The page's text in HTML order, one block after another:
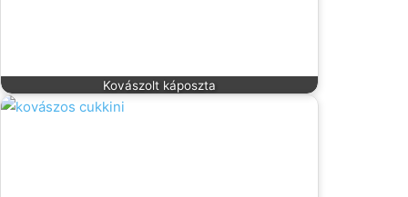
Kovászolt káposzta